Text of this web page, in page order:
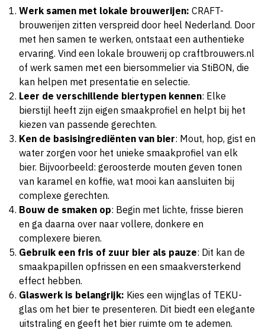
Werk samen met lokale brouwerijen: CRAFT-
brouwerijen zitten verspreid door heel Nederland. Door
met hen samen te werken, ontstaat een authentieke
ervaring. Vind een lokale brouwerij op craftbrouwers.nl
of werk samen met een biersommelier via StiBON, die
kan helpen met presentatie en selectie.
Leer de verschillende biertypen kennen: Elke
bierstijl heeft zijn eigen smaakprofiel en helpt bij het
kiezen van passende gerechten.
Ken de basisingrediënten van bier: Mout, hop, gist en
water zorgen voor het unieke smaakprofiel van elk
bier. Bijvoorbeeld: geroosterde mouten geven tonen
van karamel en koffie, wat mooi kan aansluiten bij
complexe gerechten.
Bouw de smaken op: Begin met lichte, frisse bieren
en ga daarna over naar vollere, donkere en
complexere bieren.
Gebruik een fris of zuur bier als pauze: Dit kan de
smaakpapillen opfrissen en een smaakversterkend
effect hebben.
Glaswerk is belangrijk: Kies een wijnglas of TEKU-
glas om het bier te presenteren. Dit biedt een elegante
uitstraling en geeft het bier ruimte om te ademen.